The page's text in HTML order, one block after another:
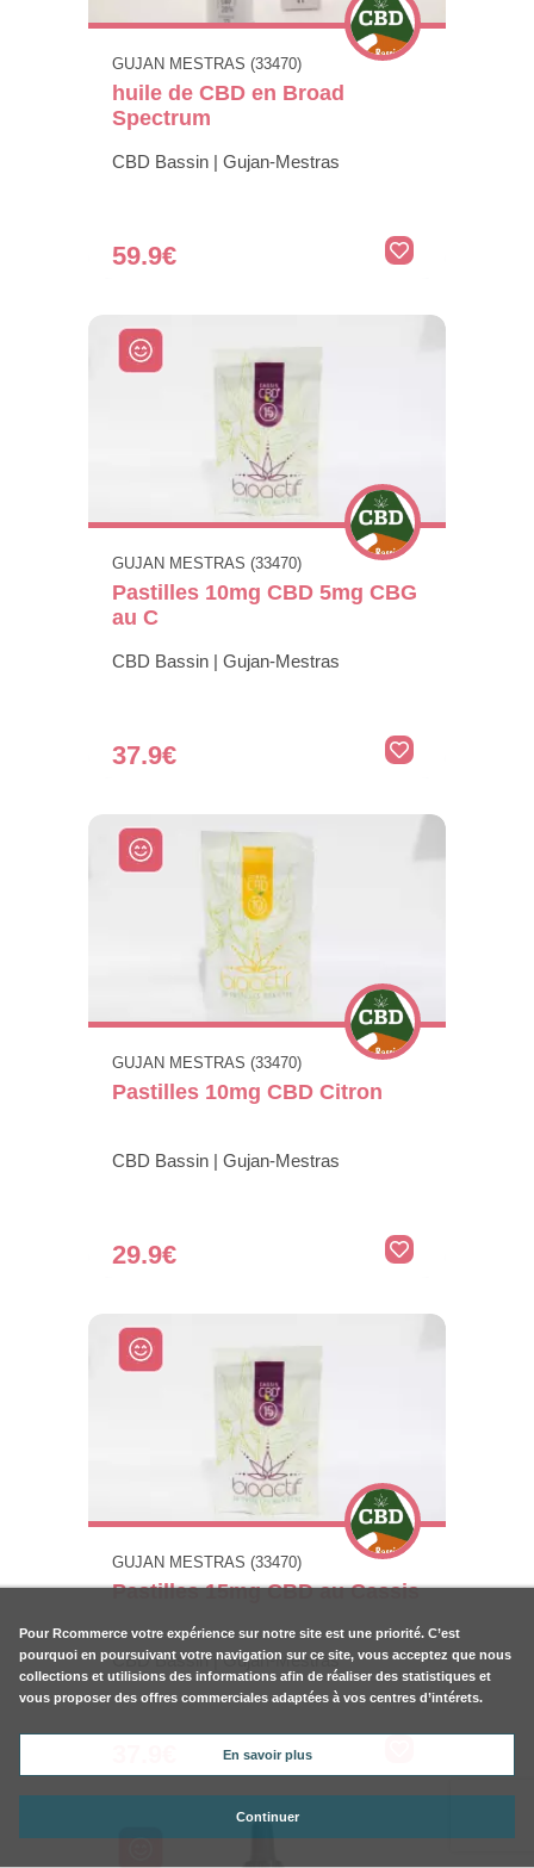
GUJAN MESTRAS (33470)
huile de CBD en Broad
Spectrum
CBD Bassin | Gujan-Mestras
59.9€
GUJAN MESTRAS (33470)
Pastilles 10mg CBD 5mg CBG
au C
CBD Bassin | Gujan-Mestras
37.9€
GUJAN MESTRAS (33470)
Pastilles 10mg CBD Citron
CBD Bassin | Gujan-Mestras
29.9€
GUJAN MESTRAS (33470)
Pastilles 15mg CBD au Cassis
CBD Bassin | Gujan-Mestras
Pour Rcommerce votre expérience sur notre site est une priorité. C’est
pourquoi en poursuivant votre navigation sur ce site, vous acceptez que nous
collections et utilisions des informations afin de réaliser des statistiques et
vous proposer des offres commerciales adaptées à vos centres d’intérets.
En savoir plus
Continuer